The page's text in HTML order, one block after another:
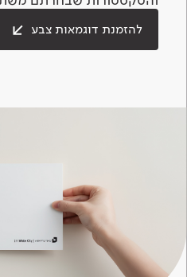
להזמנת דוגמאות צבע